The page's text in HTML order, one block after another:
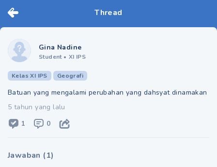
Thread
Gina Nadine
Student • XI IPS
Kelas XI IPS Geografi
Batuan yang mengalami perubahan yang dahsyat dinamakan
5 tahun yang lalu
1
0
Jawaban (1)